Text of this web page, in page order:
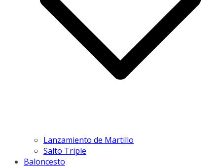
Lanzamiento de Martillo
Salto Triple
Baloncesto